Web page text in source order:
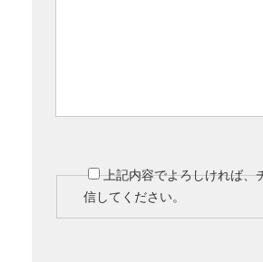
上記内容でよろしければ、
信してください。